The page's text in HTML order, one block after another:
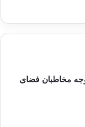
مخاطبان فضای